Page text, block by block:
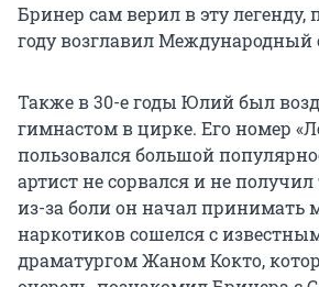
Бринер сам верил в эту легенду,
году возглавил Международный
Также в 30-е годы Юлий был
гимнастом в цирке. Его номер
пользовался большой
артист не сорвался и не
из-за боли он начал принимать
наркотиков сошелся с
драматургом Жаном Кокто,